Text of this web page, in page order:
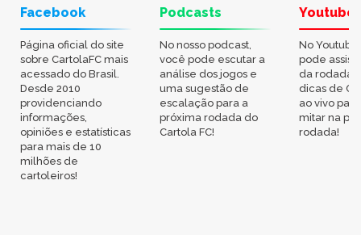
Facebook
Página oficial do site
sobre CartolaFC mais
acessado do Brasil.
Desde 2010
providenciando
informações,
opiniões e estatísticas
para mais de 10
milhões de
cartoleiros!
Podcasts
No nosso podcast,
você pode escutar a
análise dos jogos e
uma sugestão de
escalação para a
próxima rodada do
Cartola FC!
Youtube
No
pode
da rodada,
dicas de
ao vivo
mitar na
rodada!